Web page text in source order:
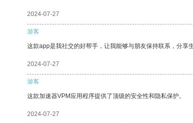
2024-07-27
游客
这款app是我社交的好帮手，让我能够与朋友保持联系，分享生
2024-07-27
游客
这款加速器VPM应用程序提供了顶级的安全性和隐私保护。
2024-07-27